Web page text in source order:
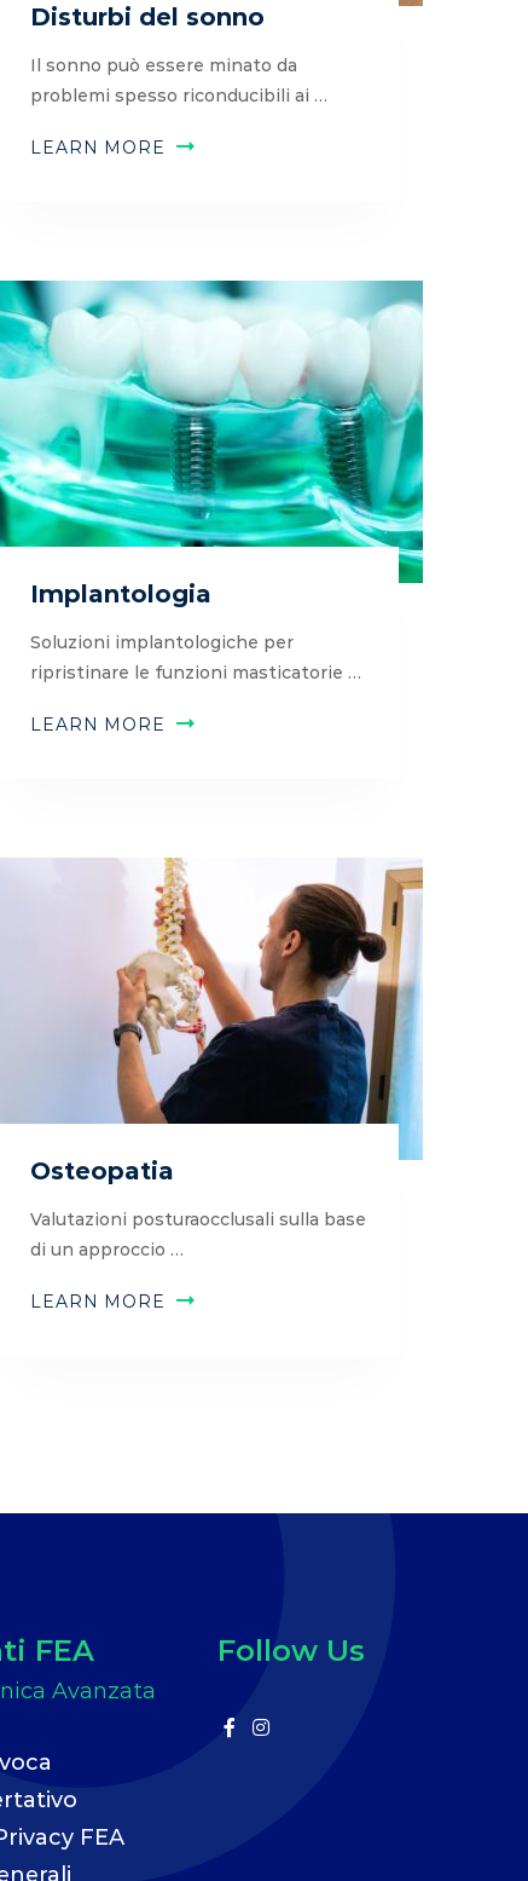
Disturbi del sonno
Il sonno può essere minato da
problemi spesso riconducibili ai …
LEARN MORE
Implantologia
Soluzioni implantologiche per
ripristinare le funzioni masticatorie …
LEARN MORE
Osteopatia
Valutazioni posturaocclusali sulla base
di un approccio …
LEARN MORE
FEA
FEA
Follow Us